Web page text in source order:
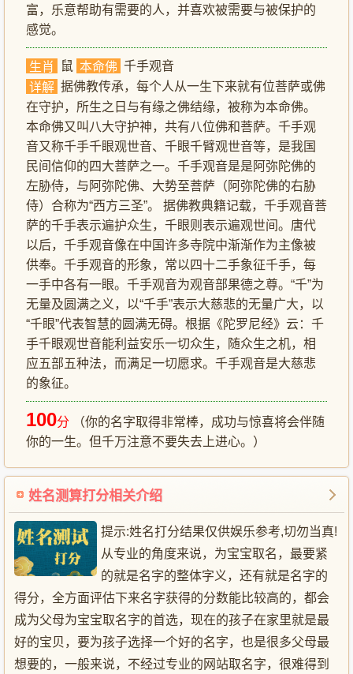
富，乐意帮助有需要的人，并喜欢被需要与被保护的
感觉。
生肖 鼠 本命佛 千手观音
详解 据佛教传承，每个人从一生下来就有位菩萨或佛
在守护，所生之日与有缘之佛结缘，被称为本命佛。
本命佛又叫八大守护神，共有八位佛和菩萨。千手观
音又称千手千眼观世音、千眼千臂观世音等，是我国
民间信仰的四大菩萨之一。千手观音是是阿弥陀佛的
左胁侍，与阿弥陀佛、大势至菩萨（阿弥陀佛的右胁
侍）合称为“西方三圣”。 据佛教典籍记载，千手观音菩
萨的千手表示遍护众生，千眼则表示遍观世间。唐代
以后，千手观音像在中国许多寺院中渐渐作为主像被
供奉。千手观音的形象，常以四十二手象征千手，每
一手中各有一眼。千手观音为观音部果德之尊。“千”为
无量及圆满之义，以“千手”表示大慈悲的无量广大，以
“千眼”代表智慧的圆满无碍。根据《陀罗尼经》云：千
手千眼观世音能利益安乐一切众生，随众生之机，相
应五部五种法，而满足一切愿求。千手观音是大慈悲
的象征。
100分 （你的名字取得非常棒，成功与惊喜将会伴随
你的一生。但千万注意不要失去上进心。）
姓名测算打分相关介绍
提示:姓名打分结果仅供娱乐参考,切勿当真!
从专业的角度来说，为宝宝取名，最要紧
的就是名字的整体字义，还有就是名字的
得分，全方面评估下来名字获得的分数能比较高的，都会
成为父母为宝宝取名字的首选，现在的孩子在家里就是最
好的宝贝，要为孩子选择一个好的名字，也是很多父母最
想要的，一般来说，不经过专业的网站取名字，很难得到